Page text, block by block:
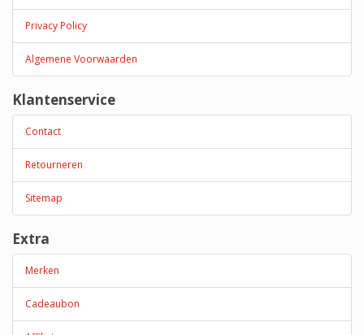
Privacy Policy
Algemene Voorwaarden
Klantenservice
Contact
Retourneren
Sitemap
Extra
Merken
Cadeaubon